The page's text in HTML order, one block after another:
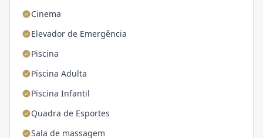
Cinema
Elevador de Emergência
Piscina
Piscina Adulta
Piscina Infantil
Quadra de Esportes
Sala de massagem